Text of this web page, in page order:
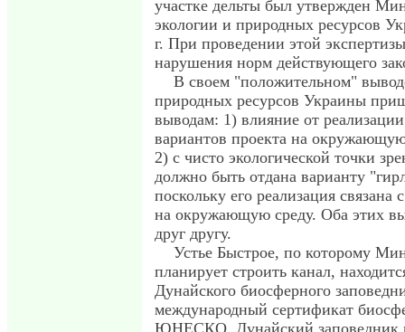
участке дельты был утвержден
экологии и природных ресурсов
г. При проведении этой
нарушения норм действующего
В своем "положительном"
природных ресурсов Украины
выводам: 1) влияние от
вариантов проекта на
2) с чисто экологической точки
должно быть отдана варианту
поскольку его реализация
на окружающую среду. Оба этих
друг другу.
Устье Быстрое, по которому
планирует строить канал,
Дунайского биосферного
международный сертификат
ЮНЕСКО. Дунайский заповедник